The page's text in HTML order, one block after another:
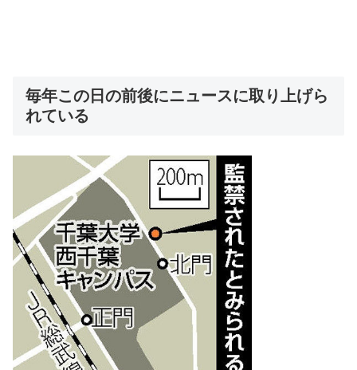
毎年この日の前後にニュースに取り上げら
れている